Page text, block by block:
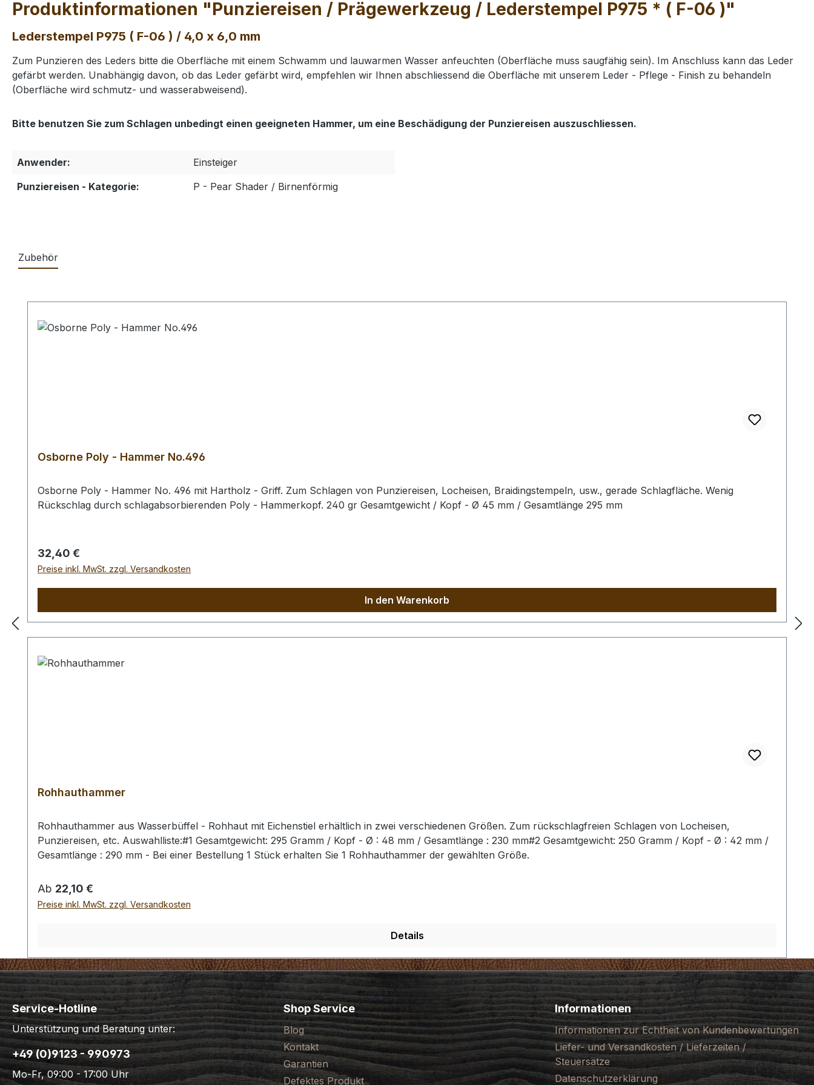
Produktinformationen "Punziereisen / Prägewerkzeug / Lederstempel P975 * ( F-06 )"
Lederstempel P975 ( F-06 ) / 4,0 x 6,0 mm
Zum Punzieren des Leders bitte die Oberfläche mit einem Schwamm und lauwarmen Wasser anfeuchten (Oberfläche muss saugfähig sein). Im Anschluss kann das Leder
gefärbt werden. Unabhängig davon, ob das Leder gefärbt wird, empfehlen wir Ihnen abschliessend die Oberfläche mit unserem Leder - Pflege - Finish zu behandeln
(Oberfläche wird schmutz- und wasserabweisend).
Bitte benutzen Sie zum Schlagen unbedingt einen geeigneten Hammer, um eine Beschädigung der Punziereisen auszuschliessen.
Anwender:
Einsteiger
Punziereisen - Kategorie:
P - Pear Shader / Birnenförmig
Zubehör
Osborne Poly - Hammer No.496
Osborne Poly - Hammer No. 496 mit Hartholz - Griff. Zum Schlagen von Punziereisen, Locheisen, Braidingstempeln, usw., gerade Schlagfläche. Wenig
Rückschlag durch schlagabsorbierenden Poly - Hammerkopf. 240 gr Gesamtgewicht / Kopf - Ø 45 mm / Gesamtlänge 295 mm
Regulärer Preis:
32,40 €
Preise inkl. MwSt. zzgl. Versandkosten
In den Warenkorb
Rohhauthammer
Rohhauthammer aus Wasserbüffel - Rohhaut mit Eichenstiel erhältlich in zwei verschiedenen Größen. Zum rückschlagfreien Schlagen von Locheisen,
Punziereisen, etc. Auswahlliste:#1 Gesamtgewicht: 295 Gramm / Kopf - Ø : 48 mm / Gesamtlänge : 230 mm#2 Gesamtgewicht: 250 Gramm / Kopf - Ø : 42 mm /
Gesamtlänge : 290 mm - Bei einer Bestellung 1 Stück erhalten Sie 1 Rohhauthammer der gewählten Größe.
Regulärer Preis:
Ab 22,10 €
Preise inkl. MwSt. zzgl. Versandkosten
Details
Service-Hotline
Unterstützung und Beratung unter:
+49 (0)9123 - 990973
Mo-Fr, 09:00 - 17:00 Uhr
Shop Service
Blog
Kontakt
Garantien
Defektes Produkt
Informationen
Informationen zur Echtheit von Kundenbewertungen
Liefer- und Versandkosten / Lieferzeiten /
Steuersätze
Datenschutzerklärung